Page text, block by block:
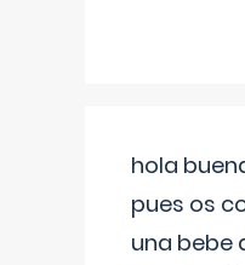
hola
pues os
una bebe